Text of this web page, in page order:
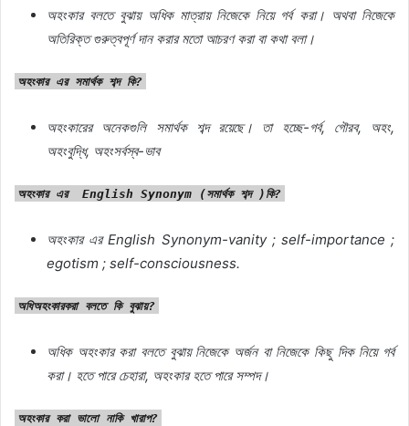
অহংকার বলতে বুঝায় অধিক মাত্রায় নিজেকে নিয়ে গর্ব করা। অথবা নিজেকে
অতিরিক্ত গুরুত্বপূর্ণ দান করার মতো আচরণ করা বা কথা বলা।
অহংকার এর সমার্থক শব্দ কি?
অহংকারের অনেকগুলি সমার্থক শব্দ রয়েছে। তা
হচ্ছে-গর্ব, গৌরব, অহং,
অহংবুদ্ধি, অহংসর্বস্ব-ভাব
অহংকার এরEnglish Synonym (সমার্থক শব্দ) কি?
অহংকার এরEnglish Synonym-vanity ; self-importance ;
egotism ; self-consciousness.
অধিঅহংকারকরা বলতে কি বুঝায়?
অধিক অহংকার করা বলতে বুঝায় নিজেকে অর্জন বা নিজেকে কিছু দিক নিয়ে গর্ব
করা। হতে পারে চেহারা, অহংকার হতে পারে সম্পদ।
অহংকার করা ভালো নাকি খারাপ?